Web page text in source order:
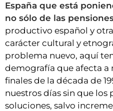
España que está
no sólo de las
productivo español y
carácter cultural y
problema nuevo, aquí
demografía que afecta a
finales de la década de
nuestros días sin que
soluciones, salvo